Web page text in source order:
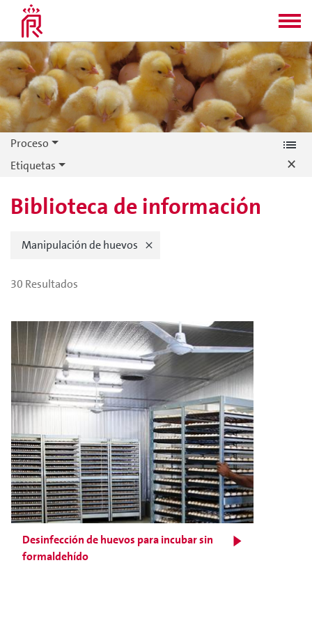
Proceso
Etiquetas
×
Biblioteca de información
Manipulación de huevos
30 Resultados
Desinfección de huevos para incubar sin
formaldehído